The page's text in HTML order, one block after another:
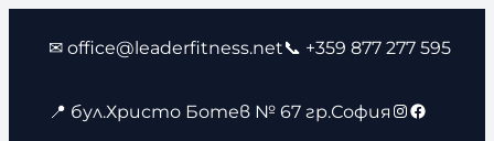
съдържанието
✉ office@leaderfitness.net📞 +359 877 277 595
📍 бул.Христо Ботев № 67 гр.София Instagram
Facebook